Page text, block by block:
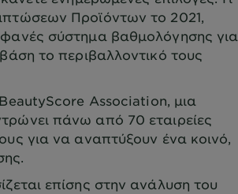
Προϊόντων το 2021,
σύστημα βαθμολόγησης για
το περιβαλλοντικό τους
Association, μια
πάνω από 70 εταιρείες
για να αναπτύξουν ένα κοινό,
επίσης στην ανάλυση του